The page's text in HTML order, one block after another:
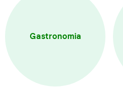
Gastronomia